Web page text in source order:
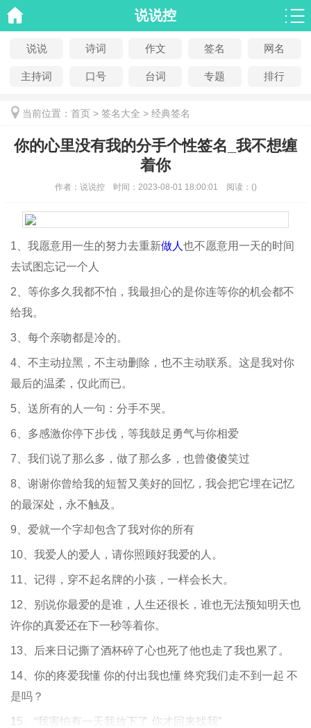
说说控
说说 诗词 作文 签名 网名
主持词 口号 台词 专题 排行
当前位置： 首页 > 签名大全 > 经典签名
你的心里没有我的分手个性签名_我不想缠
着你
作者： 说说控 时间： 2023-08-01 18:00:01 阅读： ()
1、我愿意用一生的努力去重新做人 也不愿意用一天的时间
去试图忘记一个人
2、等你多久我都不怕，我最担心的是你连等你的机会都不
给我。
3、每个亲吻都是冷的。
4、不主动拉黑，不主动删除，也不主动联系。这是我对你
最后的温柔，仅此而已。
5、送所有的人一句：分手不哭。
6、多感激你停下步伐，等我鼓足勇气与你相爱
7、我们说了那么多，做了那么多，也曾傻傻笑过
8、谢谢你曾给我的短暂又美好的回忆，我会把它埋在记忆
的最深处，永不触及。
9、爱就一个字却包含了我对你的所有
10、我爱人的爱人，请你照顾好我爱的人。
11、记得，穿不起名牌的小孩，一样会长大。
12、别说你最爱的是谁，人生还很长，谁也无法预知明天也
许你的真爱还在下一秒等着你。
13、后来日记撕了酒杯碎了心也死了他也走了我也累了。
14、你的疼爱我懂 你的付出我也懂 终究我们走不到一起 不
是吗？
15、“我害怕有一天我放下了 你才回来找我”